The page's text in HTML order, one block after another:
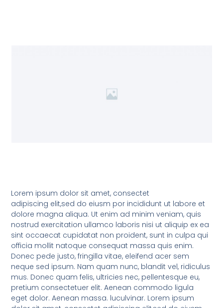
Lorem ipsum dolor sit amet, consectet
adipiscing elit,sed do eiusm por incididunt ut labore et
dolore magna aliqua. Ut enim ad minim veniam, quis
nostrud exercitation ullamco laboris nisi ut aliquip ex ea
sint occaecat cupidatat non proident, sunt in culpa qui
officia mollit natoque consequat massa quis enim.
Donec pede justo, fringilla vitae, eleifend acer sem
neque sed ipsum. Nam quam nunc, blandit vel, ridiculus
mus. Donec quam felis, ultricies nec, pellentesque eu,
pretium consectetuer elit. Aenean commodo ligula
eget dolor. Aenean massa. luculvinar. Lorem ipsum